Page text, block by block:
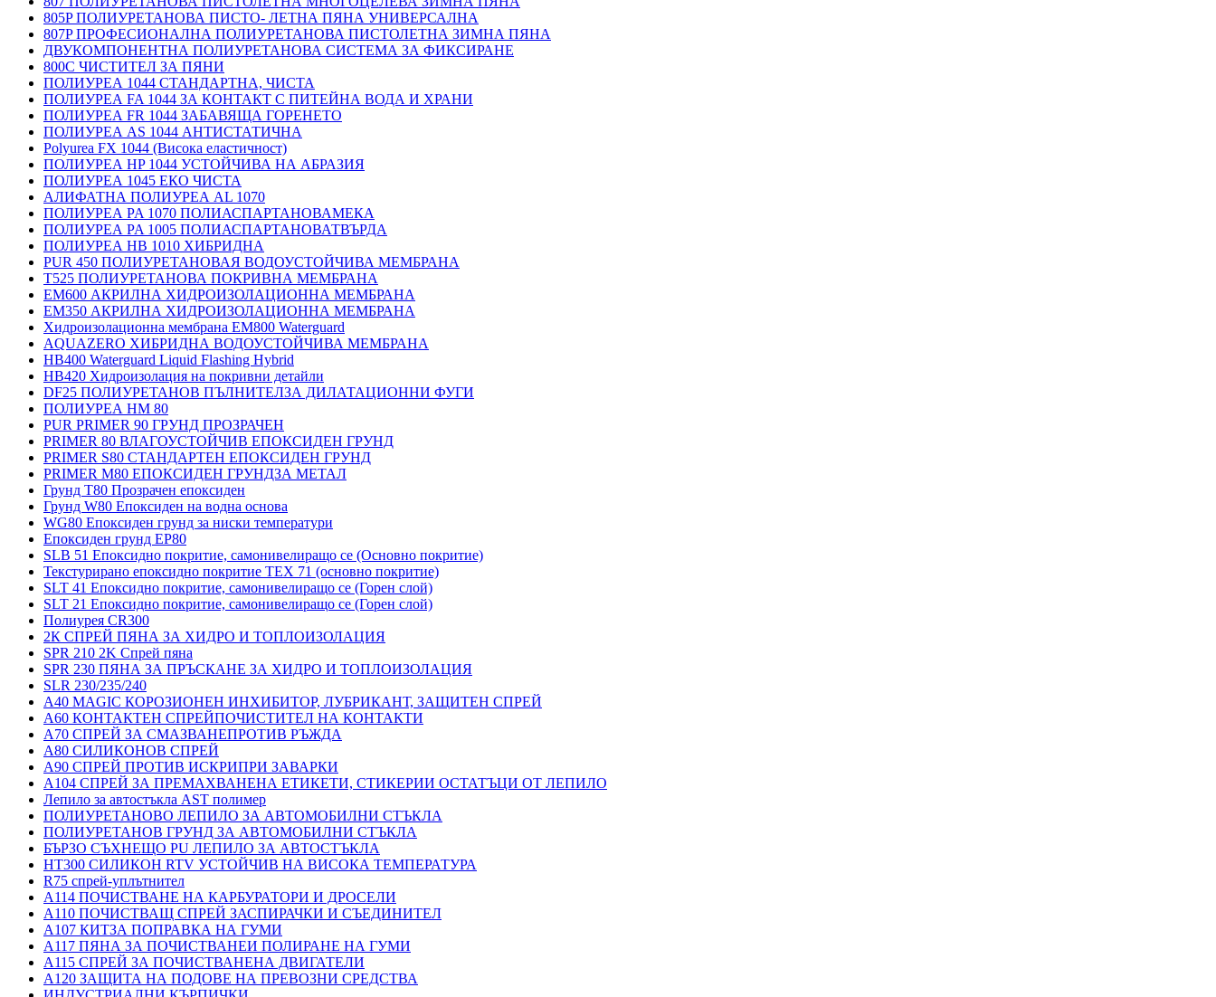
805P ПОЛИУРЕТАНОВА ПИСТО- ЛЕТНА ПЯНА УНИВЕРСАЛНА
807P ПРОФЕСИОНАЛНА ПОЛИУРЕТАНОВА ПИСТОЛЕТНА ЗИМНА ПЯНА
ДВУКОМПОНЕНТНА ПОЛИУРЕТАНОВА СИСТЕМА ЗА ФИКСИРАНЕ
800C ЧИСТИТЕЛ ЗА ПЯНИ
ПОЛИУРЕА 1044 СТАНДАРТНА, ЧИСТА
ПОЛИУРЕА FA 1044 ЗА КОНТАКТ С ПИТЕЙНА ВОДА И ХРАНИ
ПОЛИУРЕА FR 1044 ЗАБАВЯЩА ГОРЕНЕТО
ПОЛИУРЕА AS 1044 АНТИСТАТИЧНА
Polyurea FX 1044 (Висока еластичност)
ПОЛИУРЕА HP 1044 УСТОЙЧИВА НА АБРАЗИЯ
ПОЛИУРЕА 1045 ЕКО ЧИСТА
АЛИФАТНА ПОЛИУРЕА AL 1070
ПОЛИУРЕА PA 1070 ПОЛИАСПАРТАНОВАМЕКА
ПОЛИУРЕА PA 1005 ПОЛИАСПАРТАНОВАТВЪРДА
ПОЛИУРЕА HB 1010 ХИБРИДНА
PUR 450 ПОЛИУРЕТАНОВАЯ ВОДОУСТОЙЧИВА МЕМБРАНА
T525 ПОЛИУРЕТАНОВА ПОКРИВНА МЕМБРАНА
EM600 АКРИЛНА ХИДРОИЗОЛАЦИОННА МЕМБРАНА
EM350 АКРИЛНА ХИДРОИЗОЛАЦИОННА МЕМБРАНА
Хидроизолационна мембрана EM800 Waterguard
AQUAZERO ХИБРИДНА ВОДОУСТОЙЧИВА МЕМБРАНА
HB400 Waterguard Liquid Flashing Hybrid
HB420 Хидроизолация на покривни детайли
DF25 ПОЛИУРЕТАНОВ ПЪЛНИТЕЛЗА ДИЛАТАЦИОННИ ФУГИ
ПОЛИУРЕА HM 80
PUR PRIMER 90 ГРУНД ПРОЗРАЧЕН
PRIMER 80 ВЛАГОУСТОЙЧИВ ЕПОКСИДЕН ГРУНД
PRIMER S80 СТАНДАРТЕН ЕПОКСИДЕН ГРУНД
PRIMER M80 ЕПОКСИДЕН ГРУНДЗА МЕТАЛ
Грунд Т80 Прозрачен епоксиден
Грунд W80 Епоксиден на водна основа
WG80 Епоксиден грунд за ниски температури
Епоксиден грунд EP80
SLB 51 Епоксидно покритие, самонивелиращо се (Основно покритие)
Текстурирано епоксидно покритие TEX 71 (основно покритие)
SLT 41 Епоксидно покритие, самонивелиращо се (Горен слой)
SLT 21 Епоксидно покритие, самонивелиращо се (Горен слой)
Полиурея CR300
2К СПРЕЙ ПЯНА ЗА ХИДРО И ТОПЛОИЗОЛАЦИЯ
SPR 210 2K Спрей пяна
SPR 230 ПЯНА ЗА ПРЪСКАНЕ ЗА ХИДРО И ТОПЛОИЗОЛАЦИЯ
SLR 230/235/240
A40 MAGIC КОРОЗИОНЕН ИНХИБИТОР, ЛУБРИКАНТ, ЗАЩИТЕН СПРЕЙ
A60 КОНТАКТЕН СПРЕЙПОЧИСТИТЕЛ НА КОНТАКТИ
A70 СПРЕЙ ЗА СМАЗВАНЕПРОТИВ РЪЖДА
A80 СИЛИКОНОВ СПРЕЙ
A90 СПРЕЙ ПРОТИВ ИСКРИПРИ ЗАВАРКИ
A104 СПРЕЙ ЗА ПРЕМАХВАНЕНА ЕТИКЕТИ, СТИКЕРИИ ОСТАТЪЦИ ОТ ЛЕПИЛО
Лепило за автостъкла AST полимер
ПОЛИУРЕТАНОВО ЛЕПИЛО ЗА АВТОМОБИЛНИ СТЪКЛА
ПОЛИУРЕТАНОВ ГРУНД ЗА АВТОМОБИЛНИ СТЪКЛА
БЪРЗО СЪХНЕЩО PU ЛЕПИЛО ЗА АВТОСТЪКЛА
HT300 СИЛИКОН RTV УСТОЙЧИВ НА ВИСОКА ТЕМПЕРАТУРА
R75 спрей-уплътнител
A114 ПОЧИСТВАНЕ НА КАРБУРАТОРИ И ДРОСЕЛИ
A110 ПОЧИСТВАЩ СПРЕЙ ЗАСПИРАЧКИ И СЪЕДИНИТЕЛ
A107 КИТЗА ПОПРАВКА НА ГУМИ
A117 ПЯНА ЗА ПОЧИСТВАНЕИ ПОЛИРАНЕ НА ГУМИ
A115 СПРЕЙ ЗА ПОЧИСТВАНЕНА ДВИГАТЕЛИ
A120 ЗАЩИТА НА ПОДОВЕ НА ПРЕВОЗНИ СРЕДСТВА